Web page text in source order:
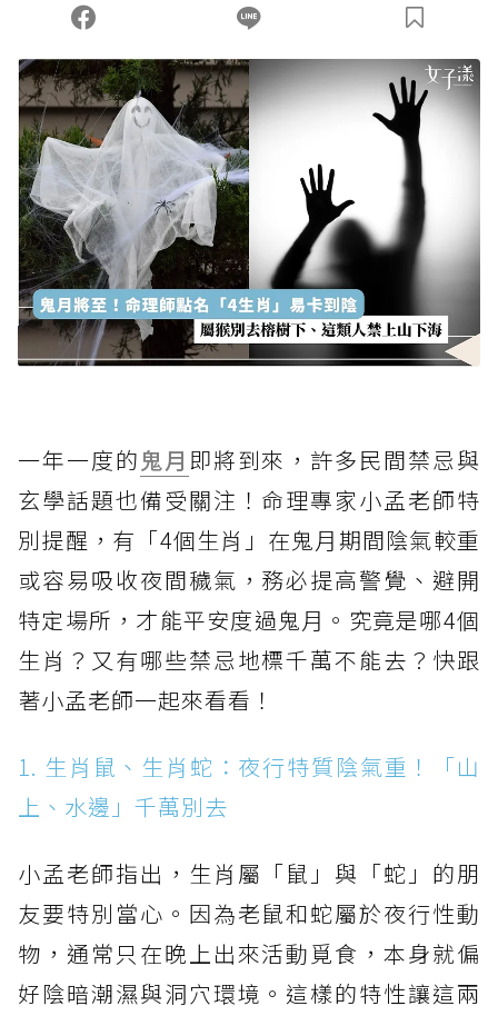
一年一度的鬼月 即將到來，許多民間禁忌與
玄學話題也備受關注！命理專家小孟老師特
別提醒，有「4個生肖」在鬼月期間陰氣較重
或容易吸收夜間穢氣，務必提高警覺、避開
特定場所，才能平安度過鬼月。究竟是哪4個
生肖？又有哪些禁忌地標千萬不能去？快跟
著小孟老師一起來看看！
1. 生肖鼠、生肖蛇：夜行特質陰氣重！「山
上、水邊」千萬別去
小孟老師指出，生肖屬「鼠」與「蛇」的朋
友要特別當心。因為老鼠和蛇屬於夜行性動
物，通常只在晚上出來活動覓食，本身就偏
好陰暗潮濕與洞穴環境。這樣的特性讓這兩